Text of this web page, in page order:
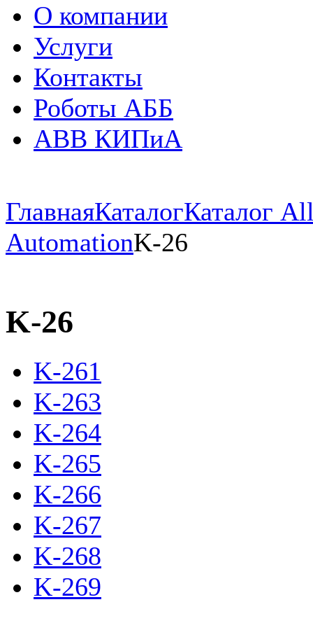
О компании
Услуги
Контакты
Роботы АББ
ABB КИПиА
ГлавнаяКаталогКаталог
AutomationK-26
K-26
K-261
K-263
K-264
K-265
K-266
K-267
K-268
K-269